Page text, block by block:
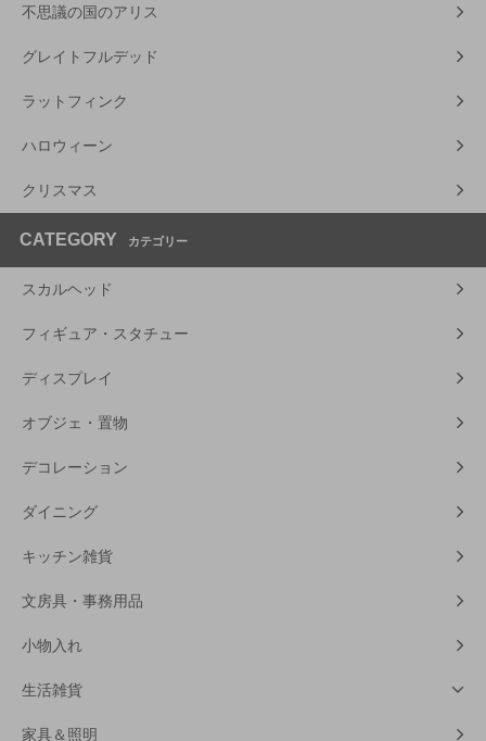
不思議の国のアリス
グレイトフルデッド
ラットフィンク
ハロウィーン
クリスマス
CATEGORY カテゴリー
スカルヘッド
フィギュア・スタチュー
ディスプレイ
オブジェ・置物
デコレーション
ダイニング
キッチン雑貨
文房具・事務用品
小物入れ
生活雑貨
家具＆照明